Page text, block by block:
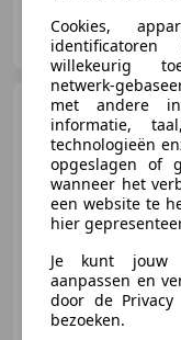
Auto 99 B.V.
NL-5126 BA GILZE
03/2018
Cookies,
identificatoren
willekeurig
netwerk-
met andere
informatie,
technologieën
opgeslagen of
wanneer het
een website te
hier
Je kunt jouw
aanpassen en
door de
bezoeken.